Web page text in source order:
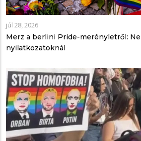
júl 28, 2026
Merz a berlini Pride-merényletről:
nyilatkozatoknál